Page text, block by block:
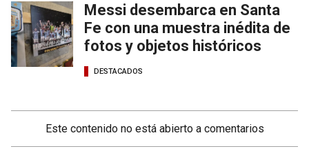
Messi desembarca en Santa
Fe con una muestra inédita de
fotos y objetos históricos
DESTACADOS
Este contenido no está abierto a comentarios